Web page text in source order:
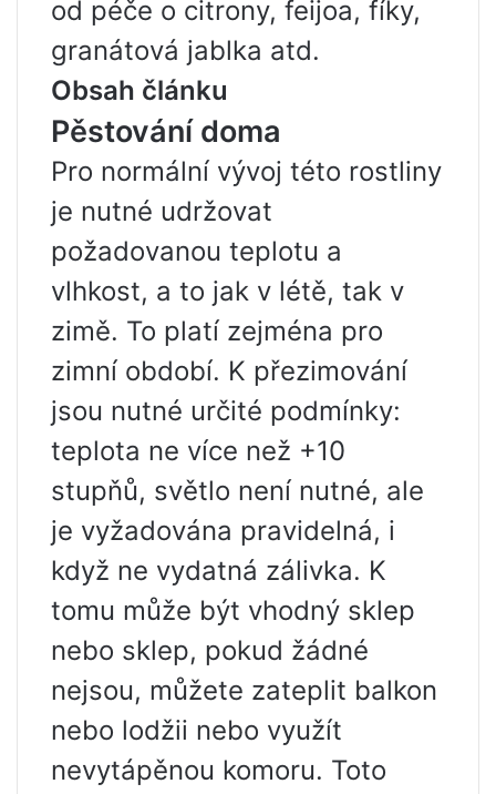
od péče o citrony, feijoa, fíky,
granátová jablka atd.
Obsah článku
Pěstování doma
Pro normální vývoj této rostliny
je nutné udržovat
požadovanou teplotu a
vlhkost, a to jak v létě, tak v
zimě. To platí zejména pro
zimní období. K přezimování
jsou nutné určité podmínky:
teplota ne více než +10
stupňů, světlo není nutné, ale
je vyžadována pravidelná, i
když ne vydatná zálivka. K
tomu může být vhodný sklep
nebo sklep, pokud žádné
nejsou, můžete zateplit balkon
nebo lodžii nebo využít
nevytápěnou komoru. Toto